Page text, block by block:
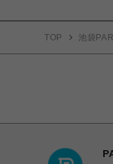
TOP 池袋